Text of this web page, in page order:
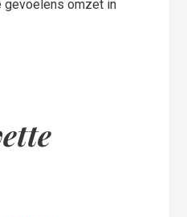
gevoelens omzet in